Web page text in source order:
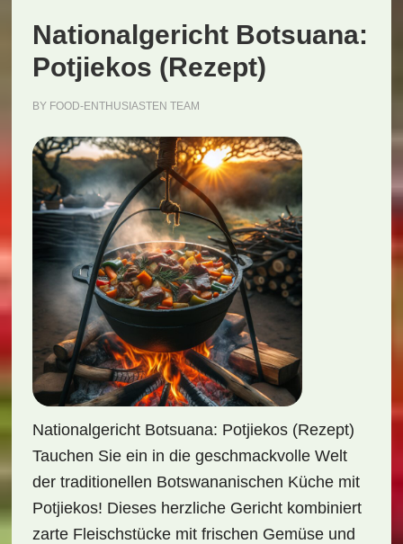
Nationalgericht Botsuana:
Potjiekos (Rezept)
BY FOOD-ENTHUSIASTEN TEAM
Nationalgericht Botsuana: Potjiekos (Rezept)
Tauchen Sie ein in die geschmackvolle Welt
der traditionellen Botswananischen Küche mit
Potjiekos! Dieses herzliche Gericht kombiniert
zarte Fleischstücke mit frischen Gemüse und